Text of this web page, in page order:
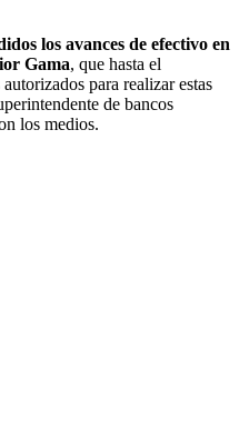
los avances de efectivo en
Gama, que hasta el
para realizar estas
de bancos
los medios.